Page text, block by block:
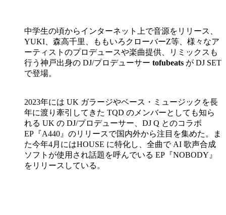
中学生の頃からインターネット上で音源をリリース、
YUKI、森高千里、ももいろクローバーZ等、様々なア
ーティストのプロデュースや楽曲提供、リミックスも
行う神戸出身の DJ/プロデューサー tofubeats が DJ SET
で登場。
2023年には UK ガラージやベース・ミュージックを長
年に渡り牽引してきた TQD のメンバーとしても知ら
れる UK の DJ/プロデューサー、DJ Q とのコラボ
EP『A440』のリリースで国内外から注目を集めた。ま
た今年4月にはHOUSE に特化し、全曲で AI 歌声合成
ソフトが使用され話題を呼んでいる EP『NOBODY』
をリリースしている。